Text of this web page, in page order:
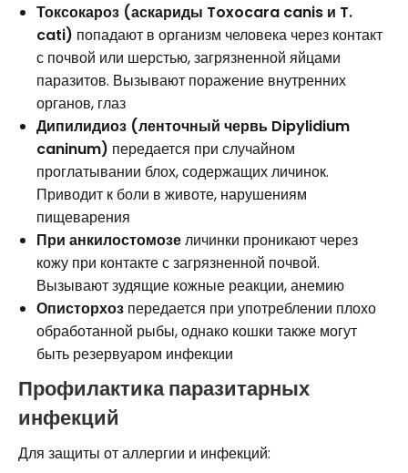
Токсокароз (аскариды Toxocara canis и T.
cati) попадают в организм человека через контакт
с почвой или шерстью, загрязненной яйцами
паразитов. Вызывают поражение внутренних
органов, глаз
Дипилидиоз (ленточный червь Dipylidium
caninum) передается при случайном
проглатывании блох, содержащих личинок.
Приводит к боли в животе, нарушениям
пищеварения
При анкилостомозеличинки проникают через
кожу при контакте с загрязненной почвой.
Вызывают зудящие кожные реакции, анемию
Описторхоз передается при употреблении плохо
обработанной рыбы, однако кошки также могут
быть резервуаром инфекции
Профилактика паразитарных
инфекций
Для защиты от аллергии и инфекций: